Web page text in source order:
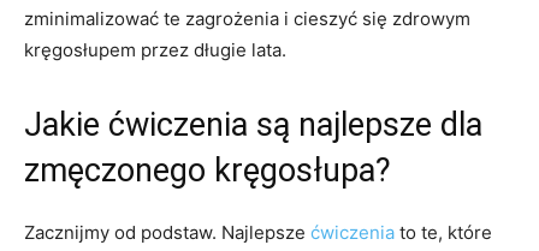
zminimalizować te zagrożenia i cieszyć się zdrowym
kręgosłupem przez długie lata.
Jakie ćwiczenia są najlepsze dla
zmęczonego kręgosłupa?
Zacznijmy od podstaw. Najlepsze ćwiczenia to te, które